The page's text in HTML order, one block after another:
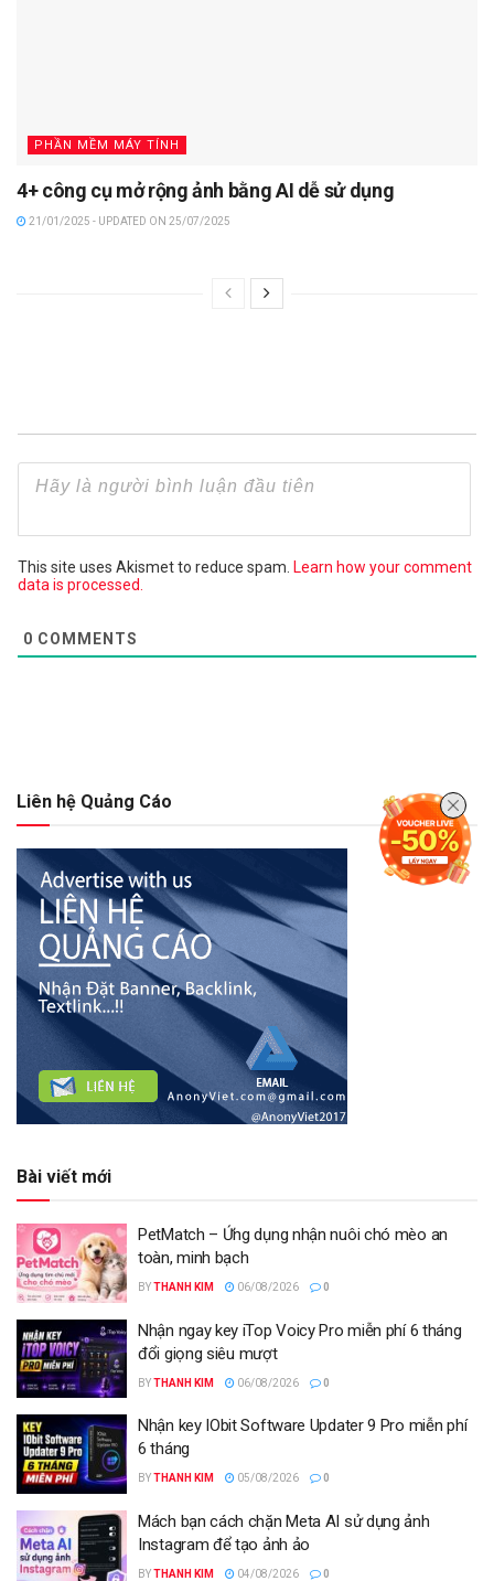
PHẦN MỀM MÁY TÍNH
4+ công cụ mở rộng ảnh bằng AI dễ sử dụng
21/01/2025 - UPDATED ON 25/07/2025
This site uses Akismet to reduce spam. Learn how your comment
data is processed.
0 COMMENTS
Liên hệ Quảng Cáo
Bài viết mới
PetMatch – Ứng dụng nhận nuôi chó mèo an
toàn, minh bạch
BYTHANH KIM 06/08/2026 0
Nhận ngay key iTop Voicy Pro miễn phí 6 tháng
đổi giọng siêu mượt
BYTHANH KIM 06/08/2026 0
Nhận key IObit Software Updater 9 Pro miễn phí
6 tháng
BYTHANH KIM 05/08/2026 0
Mách bạn cách chặn Meta AI sử dụng ảnh
Instagram để tạo ảnh ảo
BYTHANH KIM 04/08/2026 0